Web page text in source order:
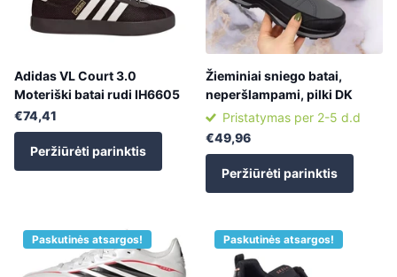
Adidas VL Court 3.0
Moteriški batai rudi IH6605
€74,41
Peržiūrėti parinktis
Žieminiai sniego batai,
neperšlampami, pilki DK
Pristatymas per 2-5 d.d
€49,96
Peržiūrėti parinktis
Paskutinės atsargos! Paskutinės atsargos!